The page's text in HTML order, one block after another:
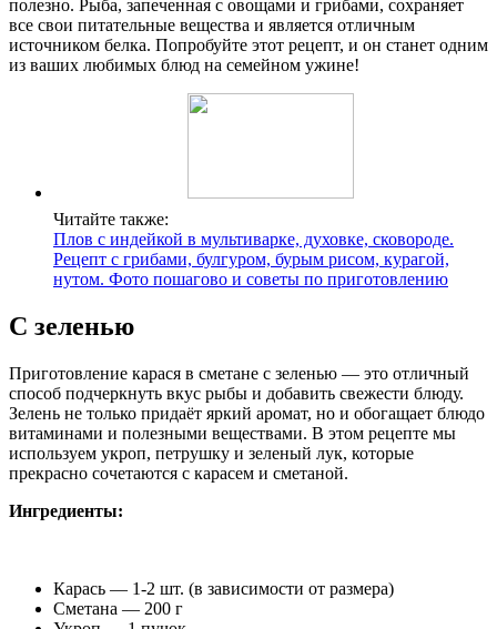
полезно. Рыба, запеченная с овощами и грибами, сохраняет
все свои питательные вещества и является отличным
источником белка. Попробуйте этот рецепт, и он станет одним
из ваших любимых блюд на семейном ужине!
Читайте также:
Плов с индейкой в мультиварке, духовке, сковороде.
Рецепт с грибами, булгуром, бурым рисом, курагой,
нутом. Фото пошагово и советы по приготовлению
С зеленью
Приготовление карася в сметане с зеленью — это отличный
способ подчеркнуть вкус рыбы и добавить свежести блюду.
Зелень не только придаёт яркий аромат, но и обогащает блюдо
витаминами и полезными веществами. В этом рецепте мы
используем укроп, петрушку и зеленый лук, которые
прекрасно сочетаются с карасем и сметаной.
Ингредиенты:
Карась — 1-2 шт. (в зависимости от размера)
Сметана — 200 г